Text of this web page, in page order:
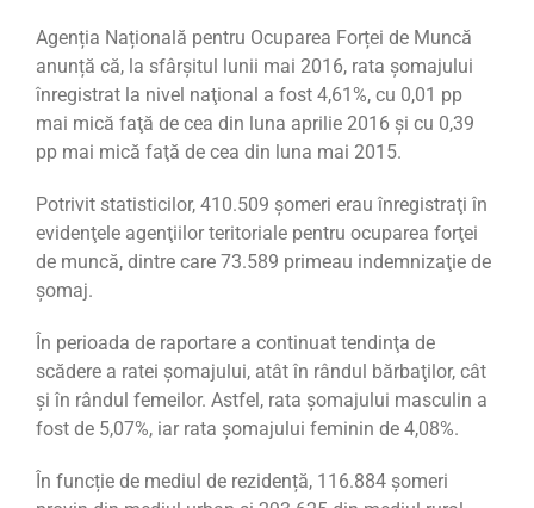
Agenția Națională pentru Ocuparea Forței de Muncă
anunță că, la sfârşitul lunii mai 2016, rata şomajului
înregistrat la nivel naţional a fost 4,61%, cu 0,01 pp
mai mică faţă de cea din luna aprilie 2016 şi cu 0,39
pp mai mică faţă de cea din luna mai 2015.
Potrivit statisticilor, 410.509 şomeri erau înregistraţi în
evidenţele agenţiilor teritoriale pentru ocuparea forţei
de muncă, dintre care 73.589 primeau indemnizaţie de
şomaj.
În perioada de raportare a continuat tendinţa de
scădere a ratei şomajului, atât în rândul bărbaţilor, cât
şi în rândul femeilor. Astfel, rata şomajului masculin a
fost de 5,07%, iar rata şomajului feminin de 4,08%.
În funcție de mediul de rezidență, 116.884 șomeri